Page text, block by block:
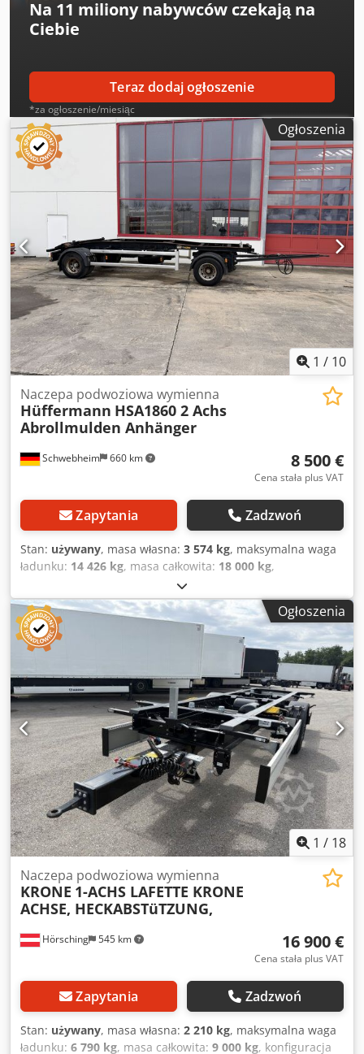
Na 11 miliony nabywców czekają na
Ciebie
Teraz dodaj ogłoszenie
*za ogłoszenie/miesiąc
Ogłoszenia
1 / 10
Schwebheim 660 km
Naczepa podwoziowa wymienna
Hüffermann HSA1860 2 Achs
Abrollmulden Anhänger
8 500 €
Cena stała plus VAT
Zapytania Zadzwoń
Stan: używany, masa własna: 3 574 kg, maksymalna waga
ładunku: 14 426 kg, masa całkowita: 18 000 kg,
, pierwsza rejestracja:
zawieszenie:powietrze, rozmiar opony:265/70R19,5
143/141J
, kolor:inny, typ przekładni:inny, rozmiar
przedniej opony:
265/70R19,5 143/141J, rozmiar tylnej
opony:
, kabin kierowcy:inny, klasa
ABS, hamulec pneumatyczny,
z tyłu z uchylnym zabezpieczeniem przed wjechaniem pod
pojazd, -- zastrzegamy sobie prawo do błędów drukarskich,
pomyłek i zmian, zdjęcia poglądowe --, więcej danych na
żądanie!, Więcej szczegółów: ! Dedpfxezrqg No Adwjck
Ogłoszenia
1 / 18
Hörsching 545 km
Naczepa podwoziowa wymienna
KRONE 1-ACHS LAFETTE KRONE
ACHSE, HECKABSTüTZUNG,
16 900 €
Cena stała plus VAT
Zapytania Zadzwoń
Stan: używany, masa własna: 2 210 kg, maksymalna waga
ładunku: 6 790 kg, masa całkowita: 9 000 kg, konfiguracja